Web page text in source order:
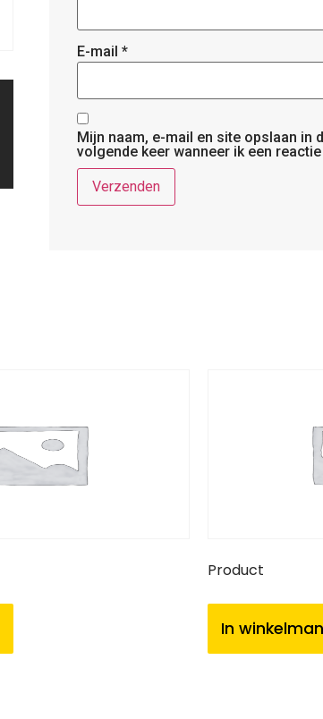
E-mail *
Mijn naam, e-mail en site opslaan in
volgende keer wanneer ik een
Product
In